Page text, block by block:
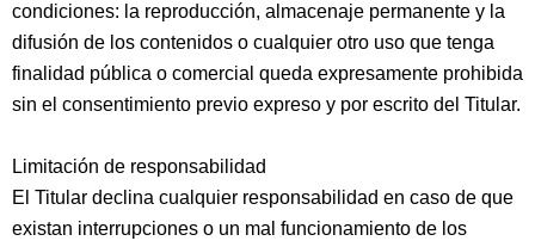
condiciones: la reproducción, almacenaje permanente y la
difusión de los contenidos o cualquier otro uso que tenga
finalidad pública o comercial queda expresamente prohibida
sin el consentimiento previo expreso y por escrito del Titular.
Limitación de responsabilidad
El Titular declina cualquier responsabilidad en caso de que
existan interrupciones o un mal funcionamiento de los